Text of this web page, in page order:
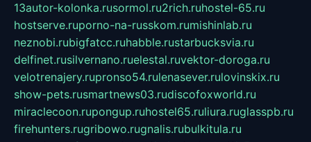
13autor-kolonka.rusormol.ru2rich.ruhostel-65.ru
hostserve.ruporno-na-russkom.rumishinlab.ru
neznobi.rubigfatcc.ruhabble.rustarbucksvia.ru
delfinet.rusilvernano.ruelestal.ruvektor-doroga.ru
velotrenajery.rupronso54.rulenasever.rulovinskix.ru
show-pets.rusmartnews03.rudiscofoxworld.ru
miraclecoon.rupongup.ruhostel65.ruliura.ruglasspb.ru
firehunters.rugribowo.rugnalis.rubulkitula.ru